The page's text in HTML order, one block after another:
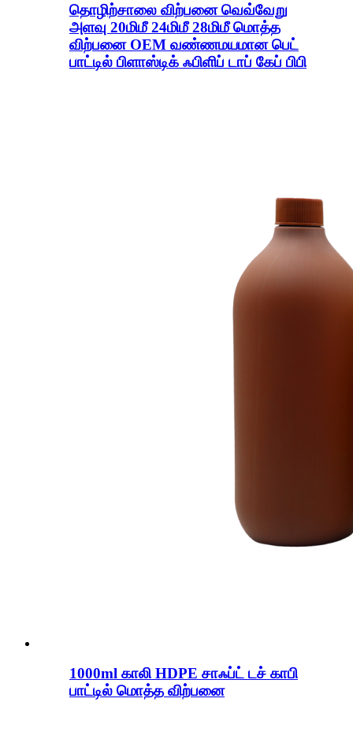
தொழிற்சாலை விற்பனை வெவ்வேறு
அளவு 20மிமீ 24மிமீ 28மிமீ மொத்த
விற்பனை OEM வண்ணமயமான பெட்
பாட்டில் பிளாஸ்டிக் ஃபிளிப் டாப் கேப் பிபி
1000ml காலி HDPE சாஃப்ட் டச் காபி
பாட்டில் மொத்த விற்பனை